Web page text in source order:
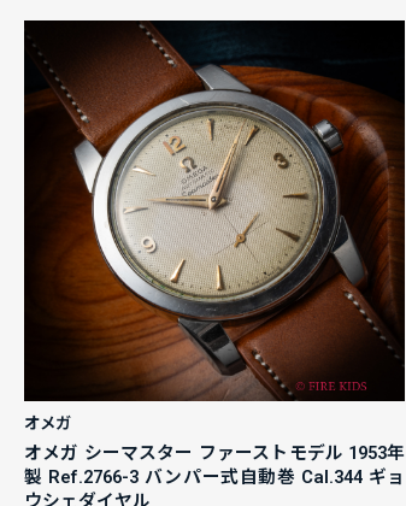
オメガ
オメガ シーマスター ファーストモデル 1953年
製 Ref.2766-3 バンパー式自動巻 Cal.344 ギョ
ウシェダイヤル